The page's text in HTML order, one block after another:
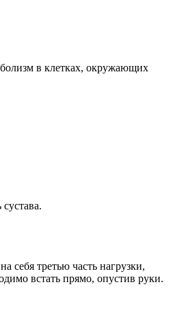
в клетках, окружающих
себя третью часть нагрузки,
встать прямо, опустив руки.